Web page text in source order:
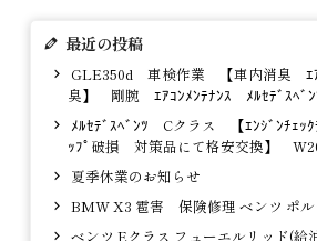
最近の投稿
GLE350d 車検作業 【車内消臭 ｴ
臭】 剛腕 ｴｱｺﾝﾒﾝﾃﾅﾝｽ ﾒﾙｾﾃﾞｽﾍﾞ
ﾒﾙｾﾃﾞｽﾍﾞﾝﾂ Cクラス 【ｴﾝｼﾞﾝﾁｪｯ
ｯﾌﾟ破損 対策品にて格安交換】
夏季休業のお知らせ
BMW X3 雹害 保険修理 ベンツ ポ
ベンツ Eクラス フューエルリッド(給